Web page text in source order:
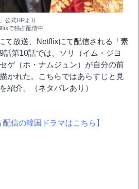
公式HPより
で独占配信中
て放送、Netflixにて配信される「素
話第10話では、ソリ（イム・ジヨ
ゲ（ホ・ナムジュン）が自分の前
かれた。こちらではあらすじと見
紹介。（ネタバレあり）
配信の韓国ドラマはこちら】